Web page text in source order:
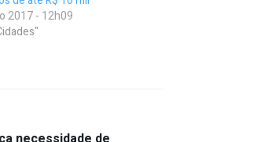
2017 - 12h09